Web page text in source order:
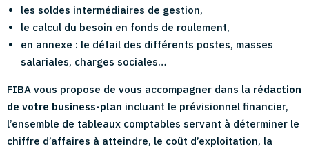
les soldes intermédiaires de gestion,
le calcul du besoin en fonds de roulement,
en annexe : le détail des différents postes, masses
salariales, charges sociales…
FIBA vous propose de vous accompagner dans la rédaction
de votre business-plan incluant le prévisionnel financier,
l’ensemble de tableaux comptables servant à déterminer le
chiffre d’affaires à atteindre, le coût d’exploitation, la